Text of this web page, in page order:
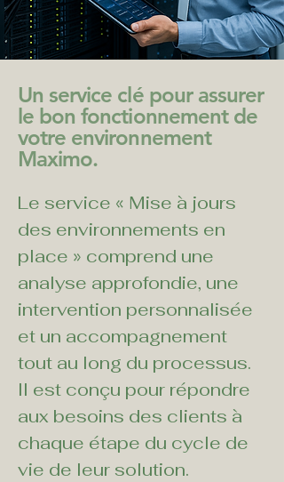
Un service clé pour assurer
le bon fonctionnement de
votre environnement
Maximo.
Le service « Mise à jours
des environnements en
place » comprend une
analyse approfondie, une
intervention personnalisée
et un accompagnement
tout au long du processus.
Il est conçu pour répondre
aux besoins des clients à
chaque étape du cycle de
vie de leur solution.